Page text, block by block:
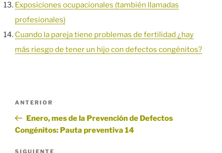
Exposiciones ocupacionales (también llamadas
profesionales)
Cuando la pareja tiene problemas de fertilidad ¿hay
más riesgo de tener un hijo con defectos congénitos?
Navegación
entradas
Entrada
anterior:
ANTERIOR
Enero, mes de la Prevención de Defectos
Congénitos: Pauta preventiva 14